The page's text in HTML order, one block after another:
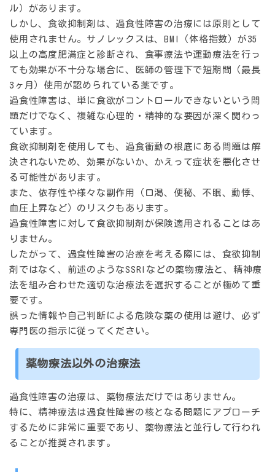
ル）があります。
しかし、 食欲抑制剤は、過食性障害の治療には原則として
使用されません。 サノレックスは、BMI（体格指数）が35
以上の高度肥満症と診断され、食事療法や運動療法を行っ
ても効果が不十分な場合に、医師の管理下で短期間（最長
3ヶ月）使用が認められている薬です。
過食性障害は、単に食欲がコントロールできないという問
題だけでなく、複雑な心理的・精神的な要因が深く関わっ
ています。
食欲抑制剤を使用しても、過食衝動の根底にある問題は解
決されないため、効果がないか、かえって症状を悪化させ
る可能性があります。
また、依存性や様々な副作用（口渇、便秘、不眠、動悸、
血圧上昇など）のリスクもあります。
過食性障害に対して食欲抑制剤が保険適用されることはあ
りません。
したがって、過食性障害の治療を考える際には、食欲抑制
剤ではなく、前述のようなSSRIなどの薬物療法と、精神療
法を組み合わせた適切な治療法を選択することが極めて重
要です。
誤った情報や自己判断による危険な薬の使用は避け、必ず
専門医の指示に従ってください。
薬物療法以外の治療法
過食性障害の治療は、薬物療法だけではありません。
特に、精神療法は過食性障害の核となる問題にアプローチ
するために非常に重要であり、薬物療法と並行して行われ
ることが推奨されます。